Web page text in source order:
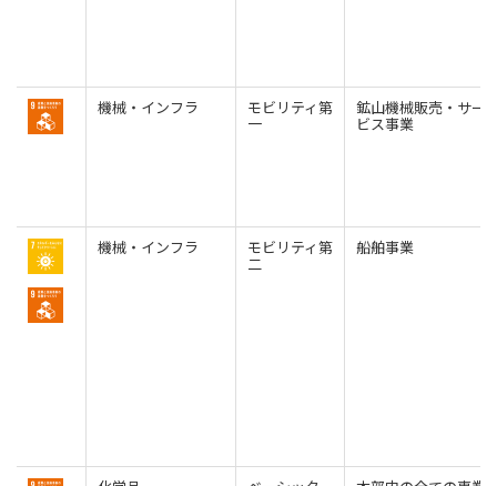
機械・インフラ モビリティ第
一
鉱山機械販売・サー
ビス事業
機械・インフラ モビリティ第
二
船舶事業